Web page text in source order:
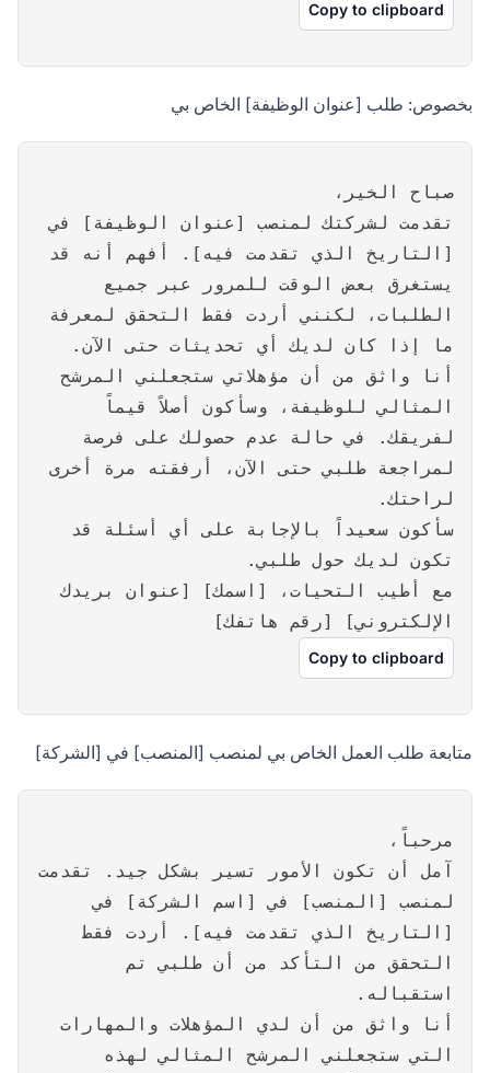
Copy to clipboard
بخصوص: طلب [عنوان الوظيفة] الخاص بي
صباح الخير،
تقدمت لشركتك لمنصب [عنوان الوظيفة] في
[التاريخ الذي تقدمت فيه]. أفهم أنه قد
يستغرق بعض الوقت للمرور عبر جميع
الطلبات، لكنني أردت فقط التحقق لمعرفة
ما إذا كان لديك أي تحديثات حتى الآن.
أنا واثق من أن مؤهلاتي ستجعلني المرشح
المثالي للوظيفة، وسأكون أصلاً قيماً
لفريقك. في حالة عدم حصولك على فرصة
لمراجعة طلبي حتى الآن، أرفقته مرة أخرى
لراحتك.
سأكون سعيداً بالإجابة على أي أسئلة قد
تكون لديك حول طلبي.
مع أطيب التحيات، [اسمك] [عنوان بريدك
الإلكتروني] [رقم هاتفك]
Copy to clipboard
متابعة طلب العمل الخاص بي لمنصب [المنصب] في [الشركة]
مرحباً،
آمل أن تكون الأمور تسير بشكل جيد. تقدمت
لمنصب [المنصب] في [اسم الشركة] في
[التاريخ الذي تقدمت فيه]. أردت فقط
التحقق من التأكد من أن طلبي تم
استقباله.
أنا واثق من أن لدي المؤهلات والمهارات
التي ستجعلني المرشح المثالي لهذه